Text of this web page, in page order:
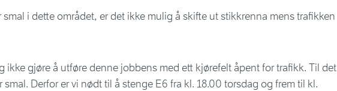
smal i dette området, er det ikke mulig å skifte ut stikkrenna mens trafikken
ikke gjøre å utføre denne jobbens med ett kjørefelt åpent for trafikk. Til det
smal. Derfor er vi nødt til å stenge E6 fra kl. 18.00 torsdag og frem til kl.